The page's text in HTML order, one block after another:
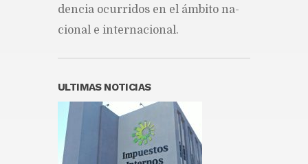
porque nosotros no damos
apagones de noche
Publicado hace 21 horas
frente a la ciberdelincuencia
La inflación interanual
disminuyó al 5.47 % en julio
2026, según el Banco Central
Publicado hace 22 horas
den­cia ocu­rri­dos en el ám­bi­to na­
cio­nal e in­ter­na­cio­nal.
ULTIMAS NOTICIAS